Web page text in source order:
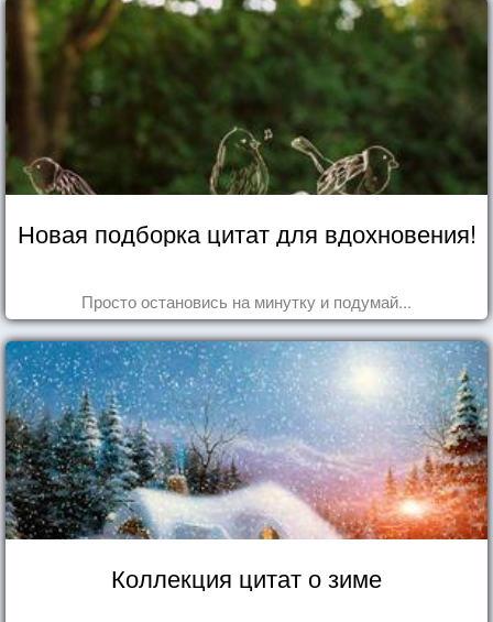
Новая подборка цитат для вдохновения!
Просто остановись на минутку и подумай...
Коллекция цитат о зиме